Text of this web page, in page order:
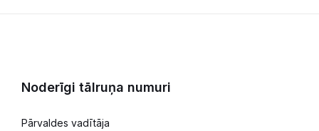
Noderīgi tālruņa numuri
Pārvaldes vadītāja